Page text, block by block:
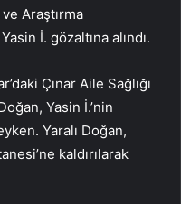
Araştırma
İ. gözaltına alındı.
Çınar Aile Sağlığı
Yasin İ.’nin
Yaralı Doğan,
kaldırılarak